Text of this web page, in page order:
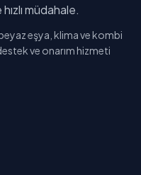
müdahale.
eşya, klima ve kombi
ve onarım hizmeti